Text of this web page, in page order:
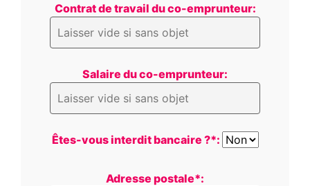
Contrat de travail du co-emprunteur:
Salaire du co-emprunteur:
Êtes-vous interdit bancaire ?*:
Adresse postale*: